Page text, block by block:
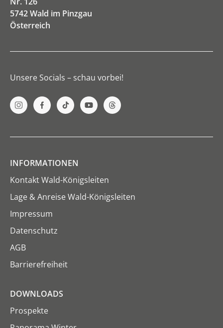
5742 Wald im Pinzgau
Österreich
Unsere Socials – schau vorbei!
INFORMATIONEN
Kontakt Wald-Königsleiten
Lage & Anreise Wald-Königsleiten
Impressum
Datenschutz
AGB
Barrierefreiheit
DOWNLOADS
Prospekte